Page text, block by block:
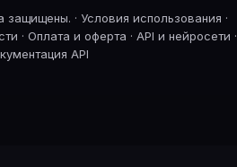
защищены. · Условия использования ·
· Оплата и оферта · API и нейросети ·
API